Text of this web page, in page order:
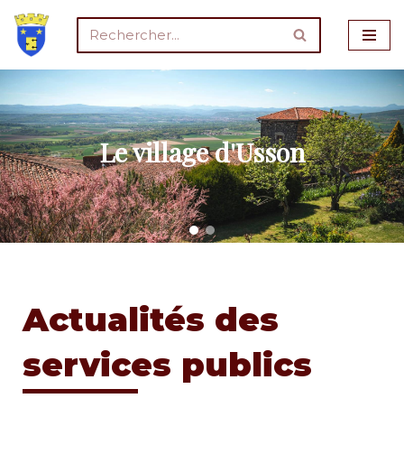
Aller
au
contenu
Le village d'Usson
Actualités des
services publics